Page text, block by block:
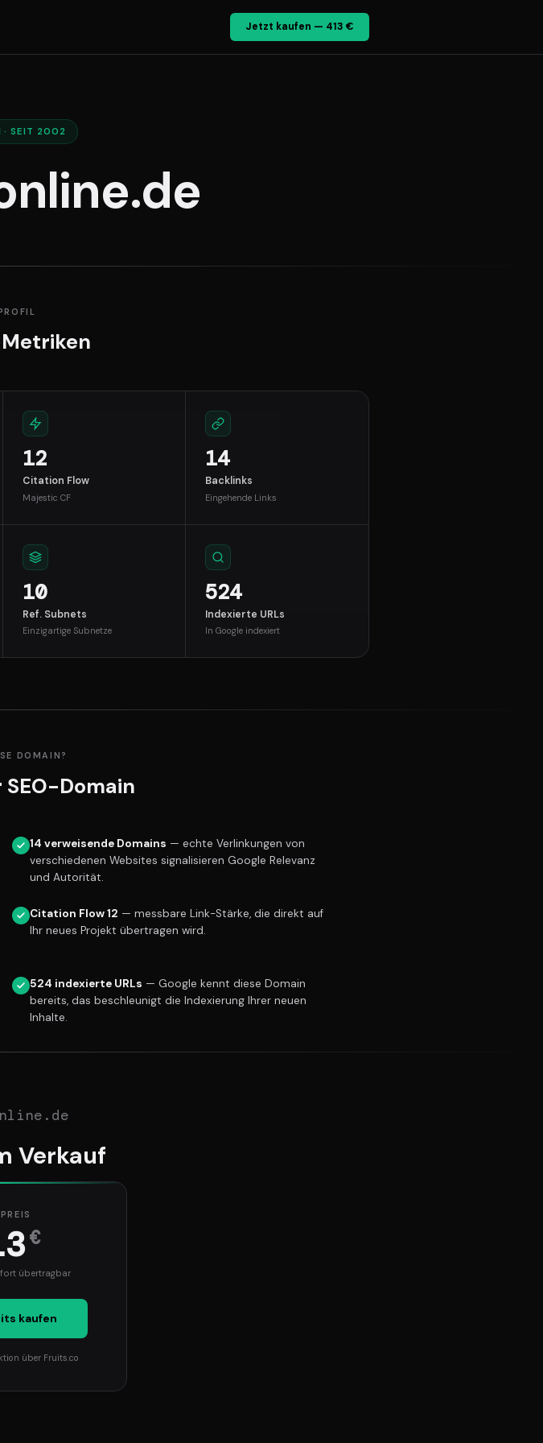
Jetzt kaufen — 413 €
· SEIT 2002
12
Citation Flow
Majestic CF
14
Backlinks
Eingehende Links
10
Ref. Subnets
Einzigartige Subnetze
524
Indexierte URLs
In Google indexiert
DOMAIN?
Domain
14 verweisende Domains — echte Verlinkungen von
verschiedenen Websites signalisieren Google Relevanz
und Autorität.
Citation Flow 12 — messbare Link-Stärke, die direkt auf
Ihr neues Projekt übertragen wird.
524 indexierte URLs — Google kennt diese Domain
bereits, das beschleunigt die Indexierung Ihrer neuen
Inhalte.
Verkauf
€
übertragbar
kaufen
über Fruits.co